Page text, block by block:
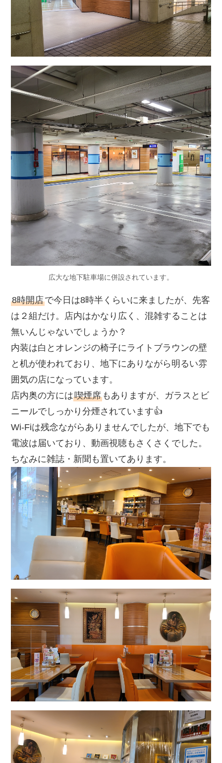
広大な地下駐車場に併設されています。
8時開店で今日は8時半くらいに来ましたが、先客
は２組だけ。店内はかなり広く、混雑することは
無いんじゃないでしょうか？
内装は白とオレンジの椅子にライトブラウンの壁
と机が使われており、地下にありながら明るい雰
囲気の店になっています。
店内奥の方には喫煙席 もありますが、ガラスとビ
ニールでしっかり分煙されています👍
Wi-Fiは残念ながらありませんでしたが、地下でも
電波は届いており、動画視聴もさくさくでした。
ちなみに雑誌・新聞も置いてあります。